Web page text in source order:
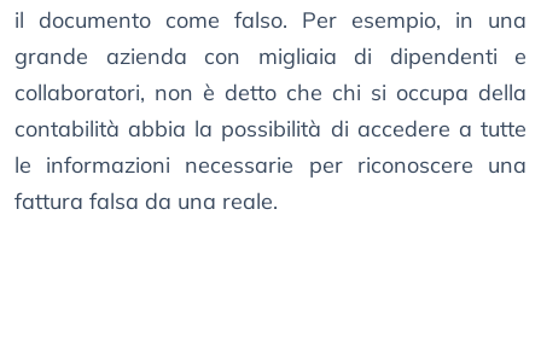
il documento come falso. Per esempio, in una
grande azienda con migliaia di dipendenti e
collaboratori, non è detto che chi si occupa della
contabilità abbia la possibilità di accedere a tutte
le informazioni necessarie per riconoscere una
fattura falsa da una reale.